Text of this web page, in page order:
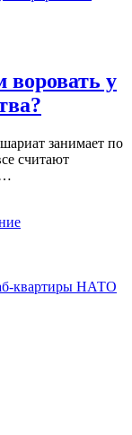
у
занимает по
считают
квартиры НАТО